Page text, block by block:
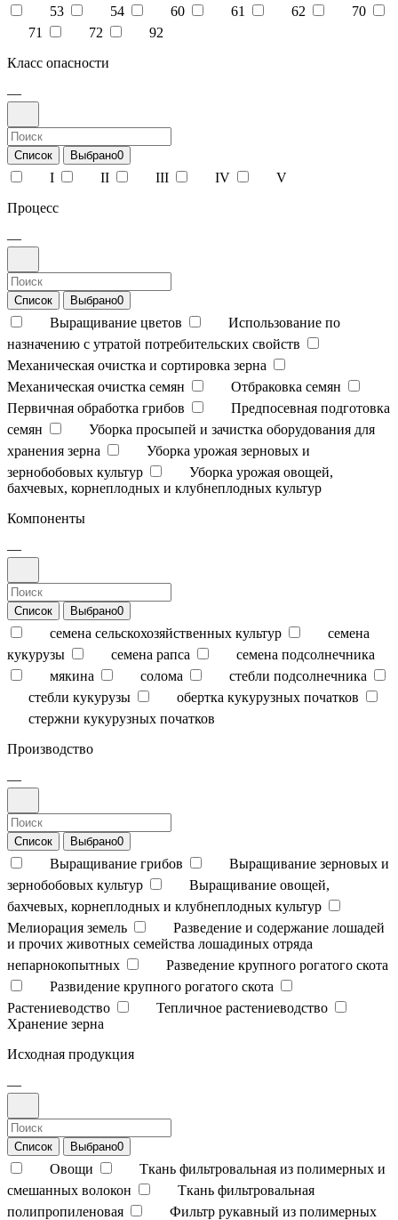
53 54 60 61 62
70
71
72
92
Класс опасности
—
Список Выбрано0
I II III IV
V
Процесс
—
Список Выбрано0
Выращивание цветов
Использование по
назначению с утратой потребительских свойств
Механическая очистка и сортировка зерна
Механическая очистка семян
Отбраковка семян
Первичная обработка грибов
Предпосевная подготовка
семян
Уборка просыпей и зачистка оборудования для
хранения зерна
Уборка урожая зерновых и
зернобобовых культур
Уборка урожая овощей,
бахчевых, корнеплодных и клубнеплодных культур
Компоненты
—
Список Выбрано0
семена сельскохозяйственных культур
семена
кукурузы
семена рапса
семена подсолнечника
мякина
солома
стебли подсолнечника
стебли кукурузы
обертка кукурузных початков
стержни кукурузных початков
Производство
—
Список Выбрано0
Выращивание грибов
Выращивание зерновых и
зернобобовых культур
Выращивание овощей,
бахчевых, корнеплодных и клубнеплодных культур
Мелиорация земель
Разведение и содержание лошадей
и прочих животных семейства лошадиных отряда
непарнокопытных
Разведение крупного рогатого скота
Развидение крупного рогатого скота
Растениеводство
Тепличное растениеводство
Хранение зерна
Исходная продукция
—
Список Выбрано0
Овощи
Ткань фильтровальная из полимерных и
смешанных волокон
Ткань фильтровальная
полипропиленовая
Фильтр рукавный из полимерных